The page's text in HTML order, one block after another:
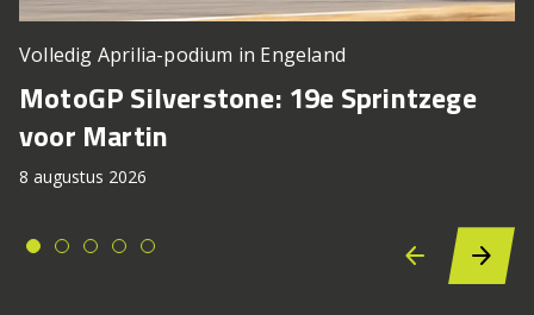
Volledig Aprilia-podium in Engeland
MotoGP Silverstone: 19e Sprintzege
voor Martin
8 augustus 2026